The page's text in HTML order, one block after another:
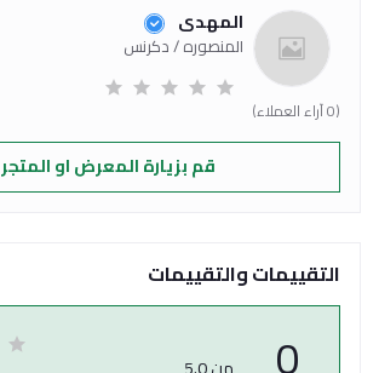
المهدى
المنصوره / دكرنس
(0 آراء العملاء)
قم بزيارة المعرض او المتجر
التقييمات والتقييمات